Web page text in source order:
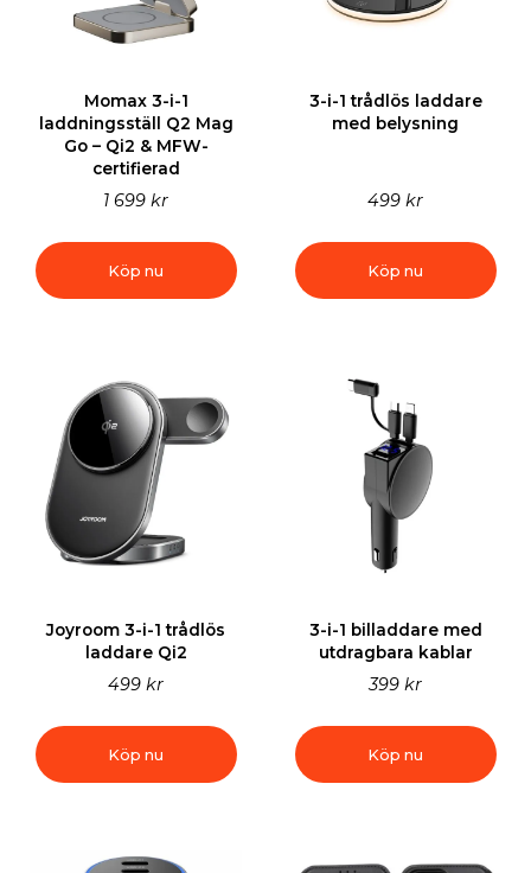
Momax 3-i-1
laddningsställ Q2 Mag
Go – Qi2 & MFW-
certifierad
1 699 kr
Köp nu
3-i-1 trådlös laddare
med belysning
499 kr
Köp nu
Joyroom 3-i-1 trådlös
laddare Qi2
499 kr
Köp nu
3-i-1 billaddare med
utdragbara kablar
399 kr
Köp nu